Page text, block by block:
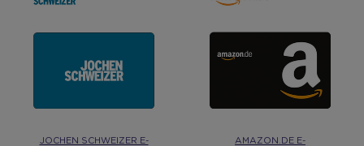
JOCHEN SCHWEIZER E-
AMAZON.DE E-